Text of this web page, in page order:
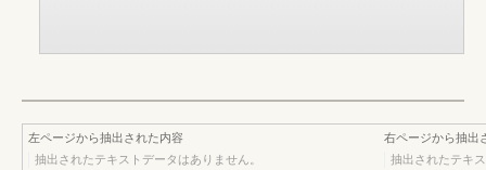
左ページから抽出された内容
抽出されたテキストデータはありません。
右ページから抽出
抽出されたテキ